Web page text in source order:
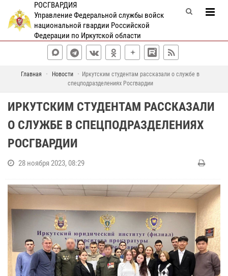
РОСГВАРДИЯ
Управление Федеральной службы войск
национальной гвардии Российской
Федерации по Иркутской области
Главная Новости
Иркутским студентам рассказали о службе в
спецподразделениях Росгвардии
ИРКУТСКИМ СТУДЕНТАМ РАССКАЗАЛИ
О СЛУЖБЕ В СПЕЦПОДРАЗДЕЛЕНИЯХ
РОСГВАРДИИ
28 ноября 2023, 08:29